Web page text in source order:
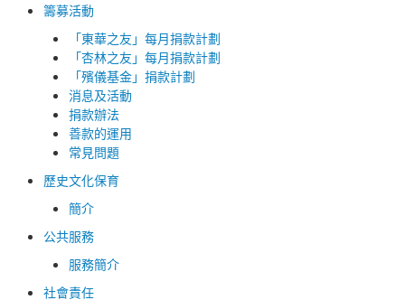
籌募活動
「東華之友」每月捐款計劃
「杏林之友」每月捐款計劃
「殯儀基金」捐款計劃
消息及活動
捐款辦法
善款的運用
常見問題
歷史文化保育
簡介
公共服務
服務簡介
社會責任